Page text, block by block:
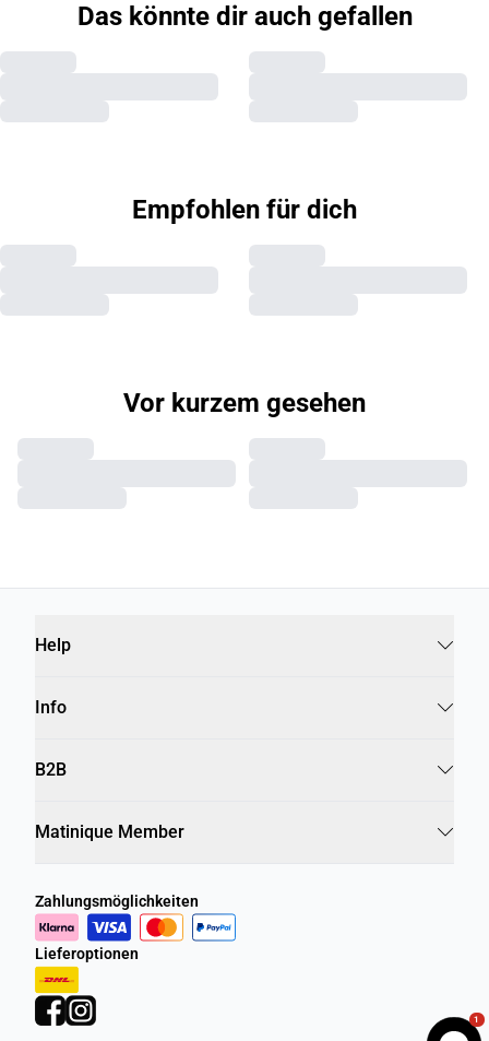
Das könnte dir auch gefallen
Empfohlen für dich
Vor kurzem gesehen
Help
Info
B2B
Matinique Member
Zahlungsmöglichkeiten
Lieferoptionen
1